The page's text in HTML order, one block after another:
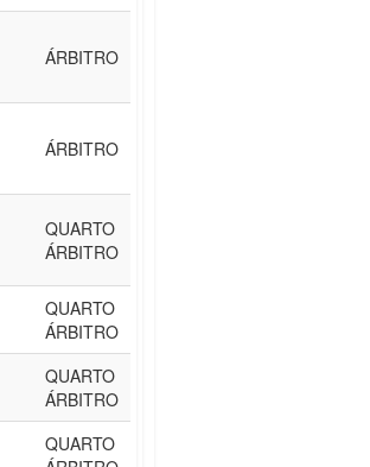
ÁRBITRO
ÁRBITRO
QUARTO
ÁRBITRO
QUARTO
ÁRBITRO
QUARTO
ÁRBITRO
QUARTO